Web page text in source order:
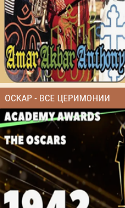
ОСКАР - ВСЕ ЦЕРИМОНИИ